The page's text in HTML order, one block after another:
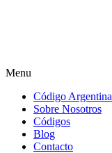
Menu
Código Argentina
Sobre Nosotros
Códigos
Blog
Contacto